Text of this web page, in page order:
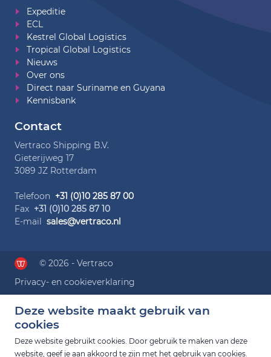
Expeditie
ECL
Kestrel Global Logistics
Tropical Global Logistics
Nieuws
Over ons
Direct naar Suriname en Guyana
Kennisbank
Contact
Vertraco Shipping B.V.
Gieterijweg 17
3089 JZ Rotterdam
Telefoon +31 (0)10 285 87 00
Fax +31 (0)10 285 87 10
E-mail sales@vertraco.nl
© 2026 - Vertraco
Privacy- en cookieverklaring
Deze website maakt gebruik van
cookies
Deze website gebruikt cookies. Door gebruik te maken van deze
website, geef je aan akkoord te zijn met het gebruik van cookies.